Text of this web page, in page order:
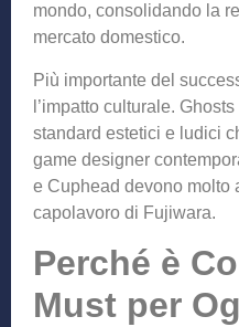
mondo, consolidando la
mercato domestico.
Più importante del
l’impatto culturale.
standard estetici e ludici
game designer
e Cuphead devono molto
capolavoro di Fujiwara.
Perché è
Must per